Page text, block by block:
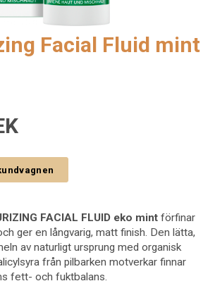
Facial Fluid mint
FACIAL FLUID eko mint förfinar
ger en långvarig, matt finish. Den lätta,
av naturligt ursprung med organisk
från pilbarken motverkar finnar
fett- och fuktbalans.